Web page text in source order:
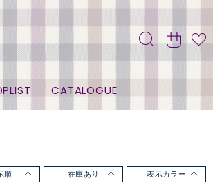
CATALOGUE
順 在庫あり 表示カラー